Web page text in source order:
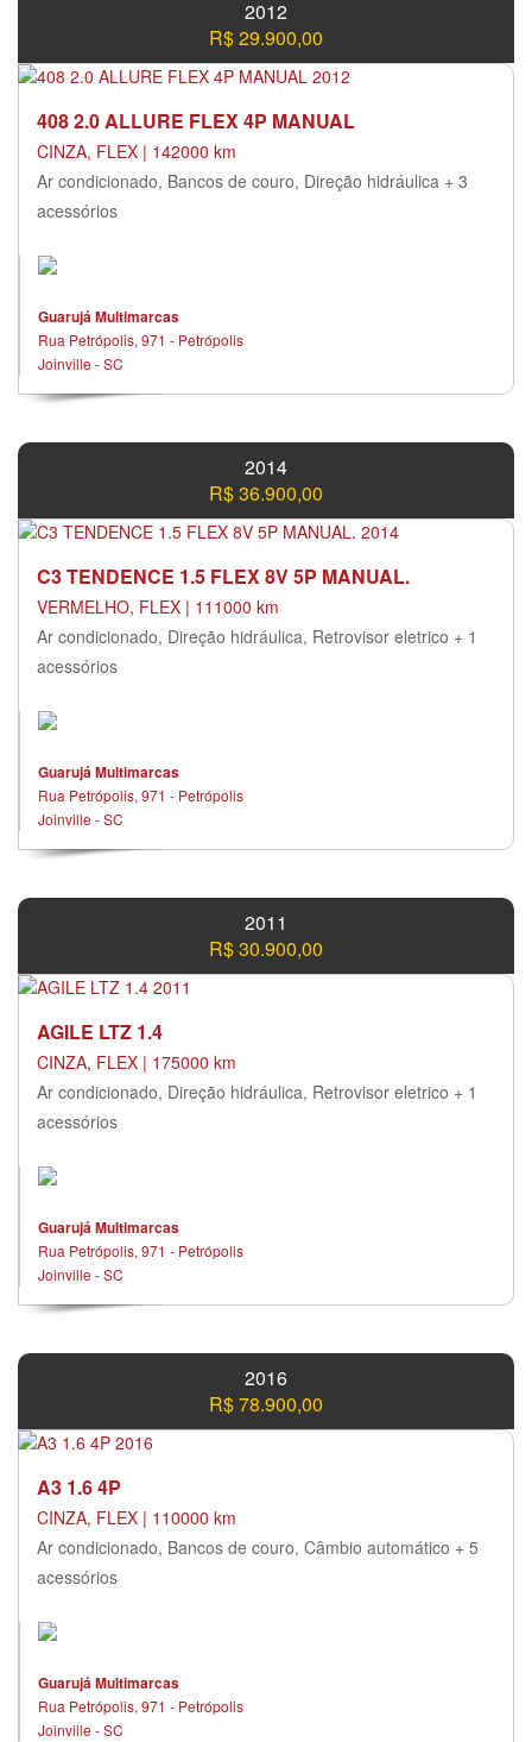
2012
R$ 29.900,00
408 2.0 ALLURE FLEX 4P MANUAL
CINZA, FLEX | 142000 km
Ar condicionado, Bancos de couro, Direção hidráulica + 3
acessórios
Guarujá Multimarcas
Rua Petrópolis, 971 - Petrópolis
Joinville - SC
2014
R$ 36.900,00
C3 TENDENCE 1.5 FLEX 8V 5P MANUAL.
VERMELHO, FLEX | 111000 km
Ar condicionado, Direção hidráulica, Retrovisor eletrico + 1
acessórios
Guarujá Multimarcas
Rua Petrópolis, 971 - Petrópolis
Joinville - SC
2011
R$ 30.900,00
AGILE LTZ 1.4
CINZA, FLEX | 175000 km
Ar condicionado, Direção hidráulica, Retrovisor eletrico + 1
acessórios
Guarujá Multimarcas
Rua Petrópolis, 971 - Petrópolis
Joinville - SC
2016
R$ 78.900,00
A3 1.6 4P
CINZA, FLEX | 110000 km
Ar condicionado, Bancos de couro, Câmbio automático + 5
acessórios
Guarujá Multimarcas
Rua Petrópolis, 971 - Petrópolis
Joinville - SC